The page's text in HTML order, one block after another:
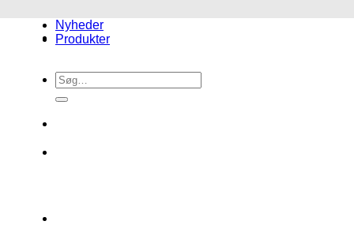
Søg
efter:
Nyheder
Produkter